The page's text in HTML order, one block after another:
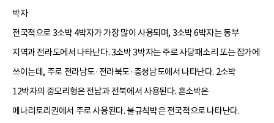
박자
전국적으로 3소박 4박자가 가장 많이 사용되며, 3소박 6박자는 동부
지역과 전라도에서 나타난다. 3소박 3박자는 주로 사당패소리 또는 잡가에
쓰이는데, 주로 전라남도·전라북도·충청남도에서 나타난다. 2소박
12박자의 중모리형은 전남과 전북에서 사용된다. 혼소박은
메나리토리권에서 주로 사용된다. 불규칙박은 전국적으로 나타난다.